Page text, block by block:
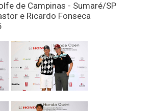
de Campinas - Sumaré/SP
e Ricardo Fonseca